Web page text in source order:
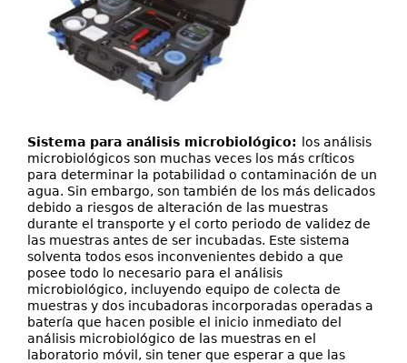
Sistema para análisis microbiológico:
los análisis
microbiológicos son muchas veces los más críticos
para determinar la potabilidad o contaminación de un
agua. Sin embargo, son también de los más delicados
debido a riesgos de alteración de las muestras
durante el transporte y el corto periodo de validez de
las muestras antes de ser incubadas. Este sistema
solventa todos esos inconvenientes debido a que
posee todo lo necesario para el análisis
microbiológico, incluyendo equipo de colecta de
muestras y dos incubadoras incorporadas operadas a
batería que hacen posible el inicio inmediato del
análisis microbiológico de las muestras en el
laboratorio móvil, sin tener que esperar a que las